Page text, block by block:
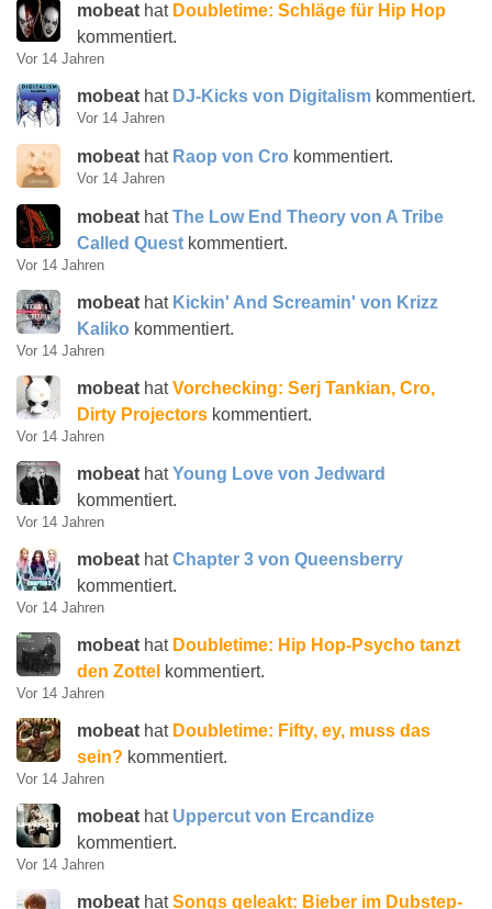
mobeat hat Doubletime: Schläge für Hip Hop
kommentiert.
Vor 14 Jahren
mobeat hat DJ-Kicks von Digitalism kommentiert.
Vor 14 Jahren
mobeat hat Raop von Cro kommentiert.
Vor 14 Jahren
mobeat hatThe Low End Theory von A Tribe
Called Quest kommentiert.
Vor 14 Jahren
mobeat hat Kickin' And Screamin' von Krizz
Kaliko kommentiert.
Vor 14 Jahren
mobeat hatVorchecking: Serj Tankian, Cro,
Dirty Projectors kommentiert.
Vor 14 Jahren
mobeat hatYoung Love von Jedward
kommentiert.
Vor 14 Jahren
mobeat hatChapter 3 von Queensberry
kommentiert.
Vor 14 Jahren
mobeat hat Doubletime: Hip Hop-Psycho tanzt
den Zottel kommentiert.
Vor 14 Jahren
mobeat hat Doubletime: Fifty, ey, muss das
sein? kommentiert.
Vor 14 Jahren
mobeat hat Uppercut von Ercandize
kommentiert.
Vor 14 Jahren
mobeat hatSongs geleakt: Bieber im Dubstep-